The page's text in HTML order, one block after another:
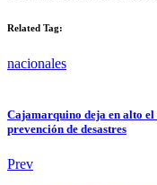
Related Tag:
nacionales
Cajamarquino deja en alto
prevención de desastres
Prev